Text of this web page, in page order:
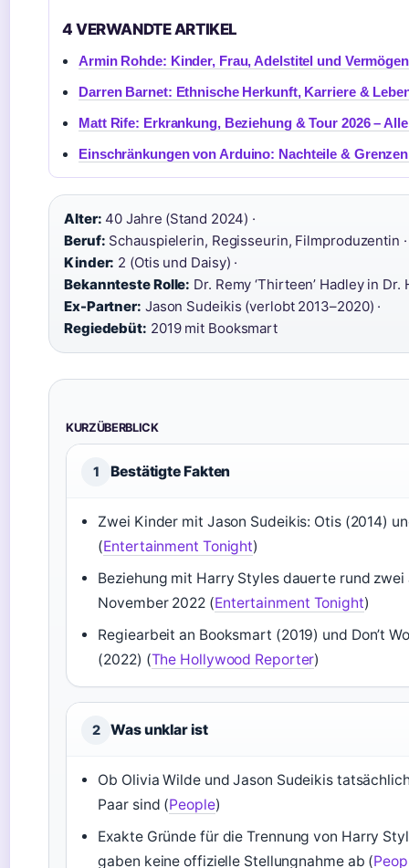
4 VERWANDTE ARTIKEL
Armin Rohde: Kinder, Frau, Adelstitel und
Darren Barnet: Ethnische Herkunft, Karriere &
Matt Rife: Erkrankung, Beziehung & Tour 2026 –
Einschränkungen von Arduino: Nachteile &
Alter: 40 Jahre (Stand 2024) ·
Beruf: Schauspielerin, Regisseurin, Filmproduzentin ·
Kinder: 2 (Otis und Daisy) ·
Bekannteste Rolle: Dr. Remy ‘Thirteen’ Hadley in Dr.
Ex-Partner: Jason Sudeikis (verlobt 2013–2020) ·
Regiedebüt: 2019 mit Booksmart
KURZÜBERBLICK
1 Bestätigte Fakten
Zwei Kinder mit Jason Sudeikis: Otis (2014)
(Entertainment Tonight)
Beziehung mit Harry Styles dauerte rund zwei
November 2022 (Entertainment Tonight)
Regiearbeit an Booksmart (2019) und Don’t
(2022) (The Hollywood Reporter)
2 Was unklar ist
Ob Olivia Wilde und Jason Sudeikis
Paar sind (People)
Exakte Gründe für die Trennung von Harry
gaben keine offizielle Stellungnahme ab (